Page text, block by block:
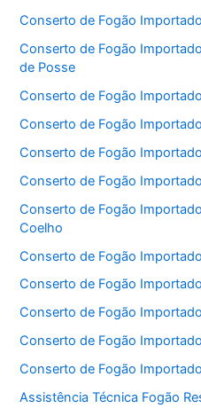
Conserto de Fogão
Conserto de Fogão
de Posse
Conserto de Fogão
Conserto de Fogão
Conserto de Fogão
Conserto de Fogão
Conserto de Fogão
Coelho
Conserto de Fogão
Conserto de Fogão
Conserto de Fogão
Conserto de Fogão
Conserto de Fogão
Assistência Técnica Fogão